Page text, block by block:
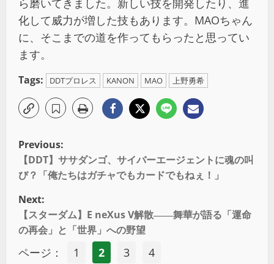
ら磨いてきました。新しい技を開発したり、進
化して威力が増した技もあります。MAOちゃん
に、そこまでの道を作ってもらったと思ってい
ます。
Tags: DDTプロレス KANON MAO 上野勇希
Previous:
【DDT】ササダンゴ、サイバーエージェントに魂の叫
び？「俺たちはガチャでもカードでもねぇ！」
Next:
【スターダム】E neXus V解散――舞華が語る「運命
の再会」と「世界」への野望
ページ： 1 2 3 4